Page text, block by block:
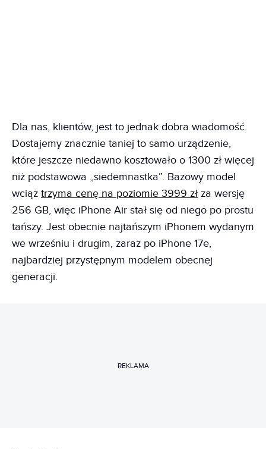
Dla nas, klientów, jest to jednak dobra wiadomość.
Dostajemy znacznie taniej to samo urządzenie,
które jeszcze niedawno kosztowało o 1300 zł więcej
niż podstawowa „siedemnastka”. Bazowy model
wciąż trzyma cenę na poziomie 3999 zł za wersję
256 GB, więc iPhone Air stał się od niego po prostu
tańszy. Jest obecnie najtańszym iPhonem wydanym
we wrześniu i drugim, zaraz po iPhone 17e,
najbardziej przystępnym modelem obecnej
generacji.
REKLAMA